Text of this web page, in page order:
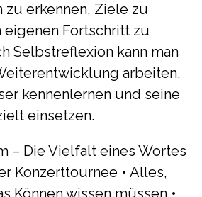
zu erkennen, Ziele zu
eigenen Fortschritt zu
Selbstreflexion kann man
arbeiten,
kennenlernen und seine
einsetzen.
– Die Vielfalt eines Wortes
Konzerttournee • Alles,
Können wissen müssen •